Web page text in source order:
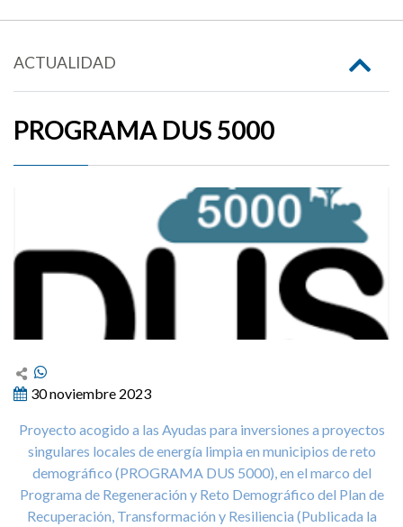
ACTUALIDAD
PROGRAMA DUS 5000
30 noviembre 2023
Proyecto acogido a las Ayudas para inversiones a proyectos
singulares locales de energía limpia en municipios de reto
demográfico (PROGRAMA DUS 5000), en el marco del
Programa de Regeneración y Reto Demográfico del Plan de
Recuperación, Transformación y Resiliencia (Publicada la